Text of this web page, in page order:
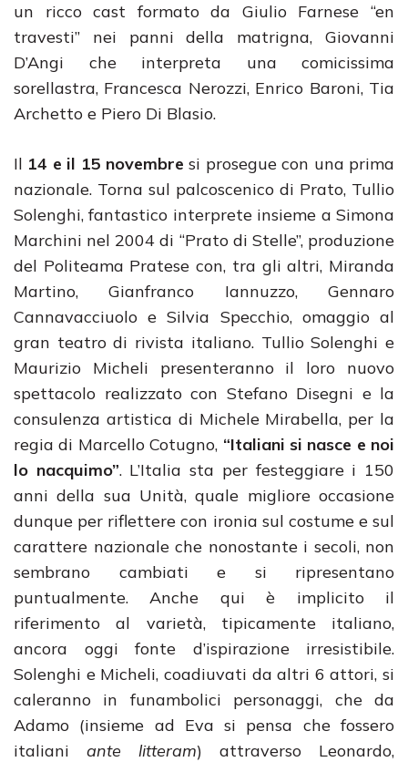
un ricco cast formato da Giulio Farnese “en
travesti” nei panni della matrigna, Giovanni
D’Angi che interpreta una comicissima
sorellastra, Francesca Nerozzi, Enrico Baroni, Tia
Archetto e Piero Di Blasio.
Il 14 e il 15 novembre si prosegue con una prima
nazionale. Torna sul palcoscenico di Prato, Tullio
Solenghi, fantastico interprete insieme a Simona
Marchini nel 2004 di “Prato di Stelle”, produzione
del Politeama Pratese con, tra gli altri, Miranda
Martino, Gianfranco Iannuzzo, Gennaro
Cannavacciuolo e Silvia Specchio, omaggio al
gran teatro di rivista italiano. Tullio Solenghi e
Maurizio Micheli presenteranno il loro nuovo
spettacolo realizzato con Stefano Disegni e la
consulenza artistica di Michele Mirabella, per la
regia di Marcello Cotugno, “Italiani si nasce e noi
lo nacquimo”. L’Italia sta per festeggiare i 150
anni della sua Unità, quale migliore occasione
dunque per riflettere con ironia sul costume e sul
carattere nazionale che nonostante i secoli, non
sembrano cambiati e si ripresentano
puntualmente. Anche qui è implicito il
riferimento al varietà, tipicamente italiano,
ancora oggi fonte d’ispirazione irresistibile.
Solenghi e Micheli, coadiuvati da altri 6 attori, si
caleranno in funambolici personaggi, che da
Adamo (insieme ad Eva si pensa che fossero
italiani ante litteram) attraverso Leonardo,